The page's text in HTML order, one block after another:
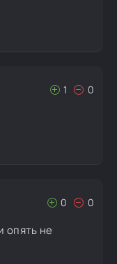
1 0
0 0
опять не